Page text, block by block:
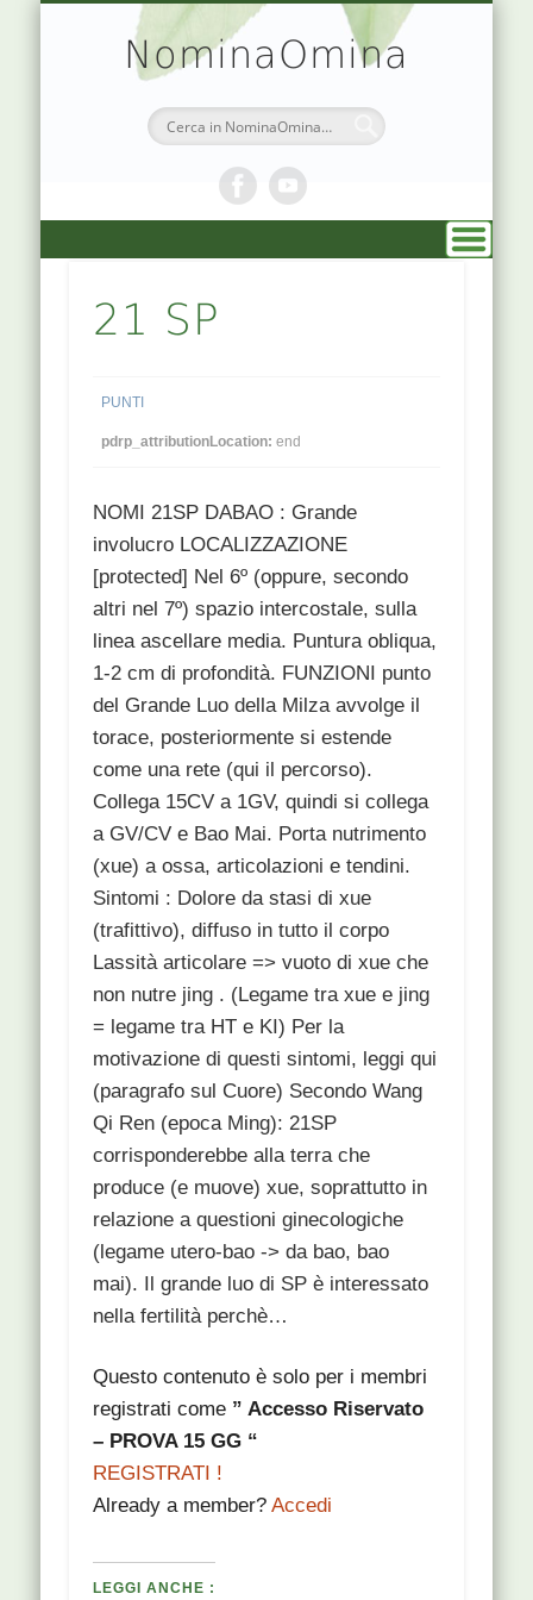
NominaOmina
HOME
CHI SONO
MEDICINA CINESE
SIMBOLOGIA
ATLANTE PUNTI
TEORIA & APPUNTI
DR. AGO
PRENOTAZIONI
21 SP
PUNTI
pdrp_attributionLocation: end
NOMI 21SP DABAO : Grande
involucro LOCALIZZAZIONE
[protected] Nel 6º (oppure, secondo
altri nel 7º) spazio intercostale, sulla
linea ascellare media. Puntura obliqua,
1-2 cm di profondità. FUNZIONI punto
del Grande Luo della Milza avvolge il
torace, posteriormente si estende
come una rete (qui il percorso).
Collega 15CV a 1GV, quindi si collega
a GV/CV e Bao Mai. Porta nutrimento
(xue) a ossa, articolazioni e tendini.
Sintomi : Dolore da stasi di xue
(trafittivo), diffuso in tutto il corpo
Lassità articolare => vuoto di xue che
non nutre jing . (Legame tra xue e jing
= legame tra HT e KI) Per la
motivazione di questi sintomi, leggi qui
(paragrafo sul Cuore) Secondo Wang
Qi Ren (epoca Ming): 21SP
corrisponderebbe alla terra che
produce (e muove) xue, soprattutto in
relazione a questioni ginecologiche
(legame utero-bao -> da bao, bao
mai). Il grande luo di SP è interessato
nella fertilità perchè…
Questo contenuto è solo per i membri
registrati come ” Accesso Riservato
– PROVA 15 GG “
REGISTRATI !
Already a member?Accedi
LEGGI ANCHE :